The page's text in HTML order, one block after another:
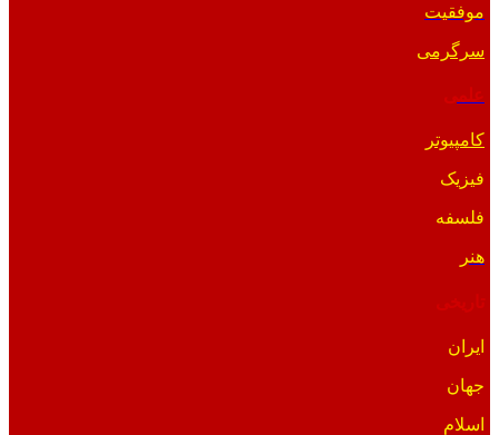
موفقیت
سرگرمی
کامپیوتر
فیزیک
فلسفه
هنر
ایران
جهان
اسلام